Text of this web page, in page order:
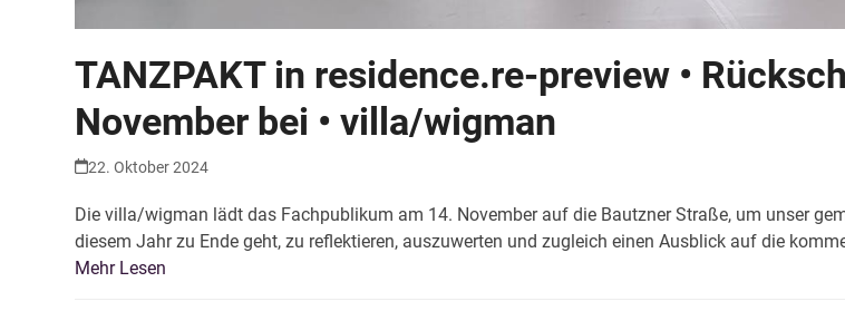
TANZPAKT in residence.re-preview •
November bei • villa/wigman
22. Oktober 2024
Die villa/wigman lädt das Fachpublikum am 14. November auf die Bautzner Straße, um unser
diesem Jahr zu Ende geht, zu reflektieren, auszuwerten und zugleich einen Ausblick auf die
Mehr Lesen